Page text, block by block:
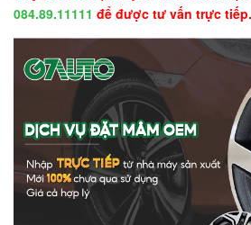
084.89.11111 để được tư vấn trực tiếp.